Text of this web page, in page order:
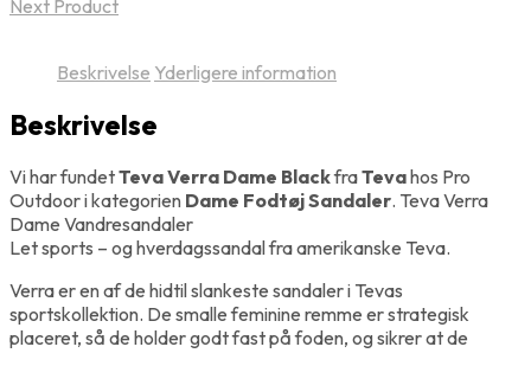
Next Product
Beskrivelse Yderligere information
Beskrivelse
Vi har fundetTeva Verra Dame BlackfraTevahos Pro
Outdoor i kategorien Dame Fodtøj Sandaler. Teva Verra
Dame Vandresandaler
Let sports – og hverdagssandal fra amerikanske Teva.
Verra er en af de hidtil slankeste sandaler i Tevas
sportskollektion. De smalle feminine remme er strategisk
placeret, så de holder godt fast på foden, og sikrer at de